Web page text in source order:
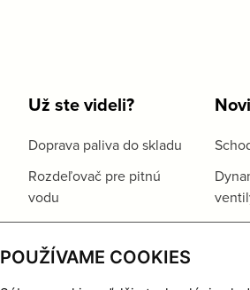
POUŽÍVAME COOKIES
Už ste videli?
Doprava paliva do skladu
Rozdeľovač pre pitnú
vodu